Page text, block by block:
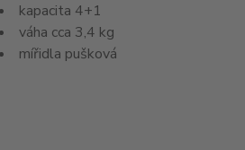
kapacita 4+1
váha cca 3,4 kg
mířidla pušková